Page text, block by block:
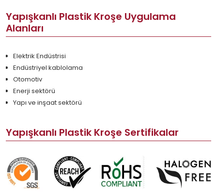
Yapışkanlı Plastik Kroşe Uygulama
Alanları
Elektrik Endüstrisi
Endüstriyel kablolama
Otomotiv
Enerji sektörü
Yapı ve inşaat sektörü
Yapışkanlı Plastik Kroşe Sertifikalar